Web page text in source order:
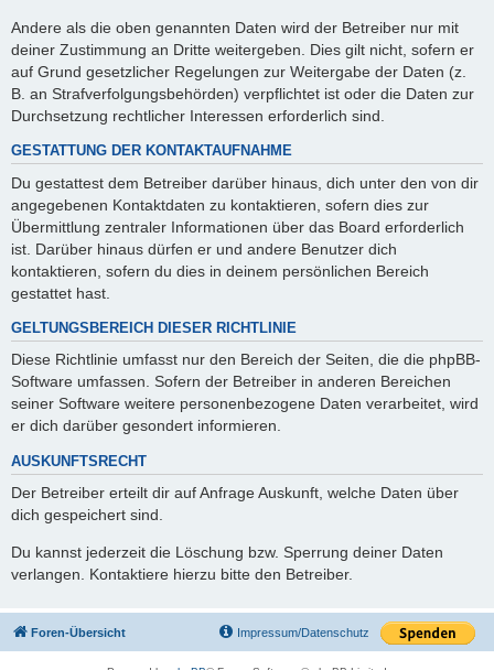
Andere als die oben genannten Daten wird der Betreiber nur mit
deiner Zustimmung an Dritte weitergeben. Dies gilt nicht, sofern er
auf Grund gesetzlicher Regelungen zur Weitergabe der Daten (z.
B. an Strafverfolgungsbehörden) verpflichtet ist oder die Daten zur
Durchsetzung rechtlicher Interessen erforderlich sind.
GESTATTUNG DER KONTAKTAUFNAHME
Du gestattest dem Betreiber darüber hinaus, dich unter den von dir
angegebenen Kontaktdaten zu kontaktieren, sofern dies zur
Übermittlung zentraler Informationen über das Board erforderlich
ist. Darüber hinaus dürfen er und andere Benutzer dich
kontaktieren, sofern du dies in deinem persönlichen Bereich
gestattet hast.
GELTUNGSBEREICH DIESER RICHTLINIE
Diese Richtlinie umfasst nur den Bereich der Seiten, die die phpBB-
Software umfassen. Sofern der Betreiber in anderen Bereichen
seiner Software weitere personenbezogene Daten verarbeitet, wird
er dich darüber gesondert informieren.
AUSKUNFTSRECHT
Der Betreiber erteilt dir auf Anfrage Auskunft, welche Daten über
dich gespeichert sind.
Du kannst jederzeit die Löschung bzw. Sperrung deiner Daten
verlangen. Kontaktiere hierzu bitte den Betreiber.
Foren-Übersicht Impressum/Datenschutz